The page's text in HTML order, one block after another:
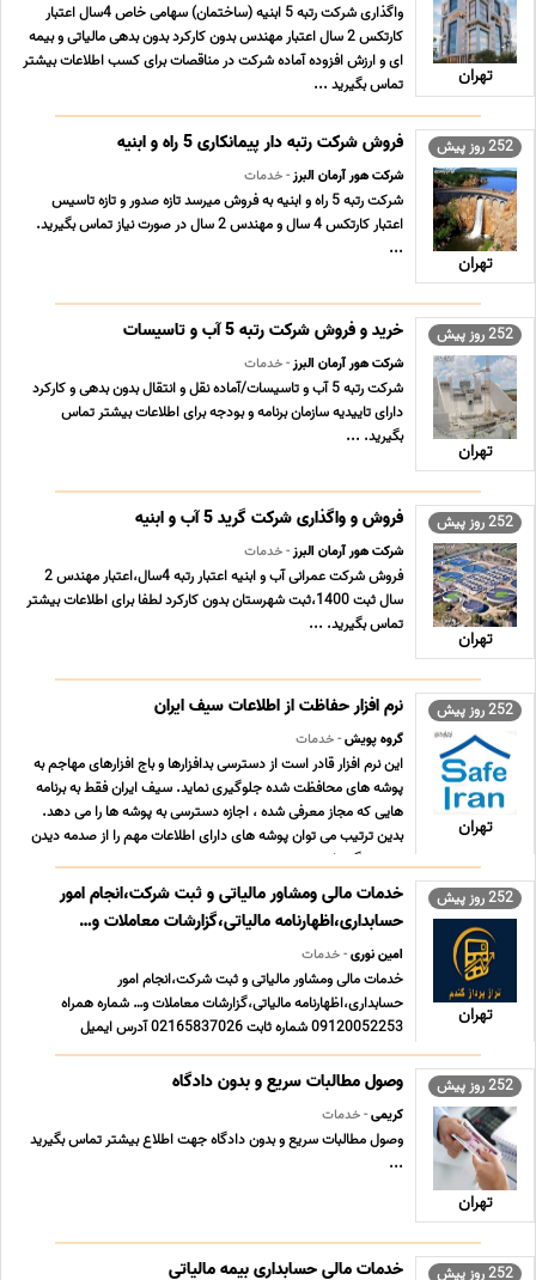
تهران
واگذاری شرکت رتبه 5 ابنیه (ساختمان) سهامی خاص 4سال اعتبار
کارتکس 2 سال اعتبار مهندس بدون کارکرد بدون بدهی مالیاتی و بیمه
ای و ارزش افزوده آماده شرکت در مناقصات برای کسب اطلاعات بیشتر
تماس بگیرید ...
252 روز پیش
تهران
فروش شرکت رتبه دار پیمانکاری 5 راه و ابنیه
شرکت هور آرمان البرز- خدمات
شرکت رتبه 5 راه و ابنیه به فروش میرسد تازه صدور و تازه تاسیس
اعتبار کارتکس 4 سال و مهندس 2 سال در صورت نیاز تماس بگیرید.
...
252 روز پیش
تهران
خرید و فروش شرکت رتبه 5 آب و تاسیسات
شرکت هور آرمان البرز- خدمات
شرکت رتبه 5 آب و تاسیسات/آماده نقل و انتقال بدون بدهی و کارکرد
دارای تاییدیه سازمان برنامه و بودجه برای اطلاعات بیشتر تماس
بگیرید. ...
252 روز پیش
تهران
فروش و واگذاری شرکت گرید 5 آب و ابنیه
شرکت هور آرمان البرز- خدمات
فروش شرکت عمرانی آب و ابنیه اعتبار رتبه 4سال،اعتبار مهندس 2
سال ثبت 1400،ثبت شهرستان بدون کارکرد لطفا برای اطلاعات بیشتر
تماس بگیرید. ...
252 روز پیش
تهران
نرم افزار حفاظت از اطلاعات سیف ایران
گروه پویش- خدمات
این نرم افزار قادر است از دسترسی بدافزارها و باج افزارهای مهاجم به
پوشه های محافظت شده جلوگیری نماید. سیف ایران فقط به برنامه
هایی که مجاز معرفی شده ، اجازه دسترسی به پوشه ها را می دهد.
بدین ترتیب می توان پوشه های دارای اطلاعات مهم را از صدمه دیدن
مصون نگه داشت. ...
252 روز پیش
تهران
خدمات مالی ومشاور مالیاتی و ثبت شرکت،انجام امور
حسابداری،اظهارنامه مالیاتی،گزارشات معاملات و…
امین نوری- خدمات
خدمات مالی ومشاور مالیاتی و ثبت شرکت،انجام امور
حسابداری،اظهارنامه مالیاتی،گزارشات معاملات و… شماره همراه
09120052253 شماره ثابت 02165837026 آدرس ایمیل
aminnoori.tax@gmail.com آدرس تهران بزرگراه فتح خیابان فتح
252 روز پیش
تهران
وصول مطالبات سریع و بدون دادگاه
کریمی- خدمات
وصول مطالبات سریع و بدون دادگاه جهت اطلاع بیشتر تماس بگیرید
...
252 روز پیش خدمات مالی حسابداری بیمه مالیاتی